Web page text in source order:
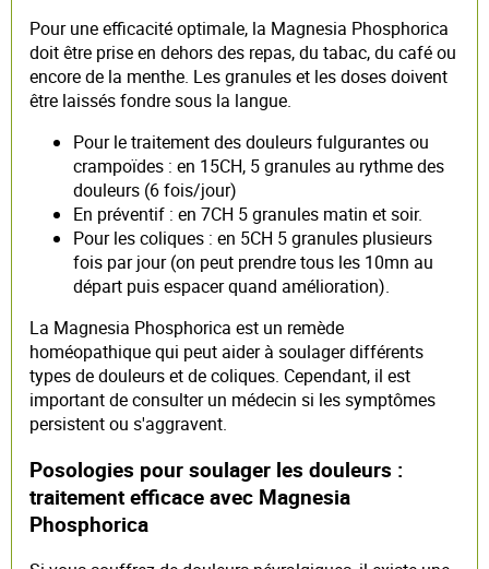
Pour une efficacité optimale, la Magnesia Phosphorica
doit être prise en dehors des repas, du tabac, du café ou
encore de la menthe. Les granules et les doses doivent
être laissés fondre sous la langue.
Pour le traitement des douleurs fulgurantes ou
crampoïdes : en 15CH, 5 granules au rythme des
douleurs (6 fois/jour)
En préventif : en 7CH 5 granules matin et soir.
Pour les coliques : en 5CH 5 granules plusieurs
fois par jour (on peut prendre tous les 10mn au
départ puis espacer quand amélioration).
La Magnesia Phosphorica est un remède
homéopathique qui peut aider à soulager différents
types de douleurs et de coliques. Cependant, il est
important de consulter un médecin si les symptômes
persistent ou s'aggravent.
Posologies pour soulager les douleurs :
traitement efficace avec Magnesia
Phosphorica